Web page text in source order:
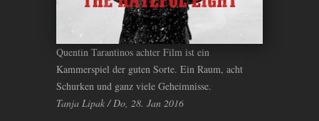
Quentin Tarantinos achter Film ist ein
Kammerspiel der guten Sorte. Ein Raum, acht
Schurken und ganz viele Geheimnisse.
Tanja Lipak / Do, 28. Jan 2016